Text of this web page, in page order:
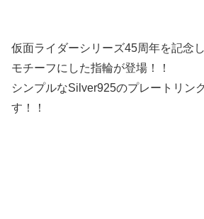
仮面ライダーシリーズ45周年を記念
モチーフにした指輪が登場！！
シンプルなSilver925のプレートリン
す！！